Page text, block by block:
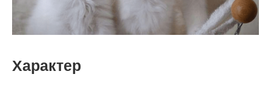
Характер